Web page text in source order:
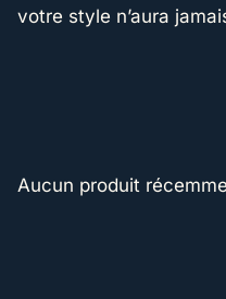
votre style n’aura
Aucun produit